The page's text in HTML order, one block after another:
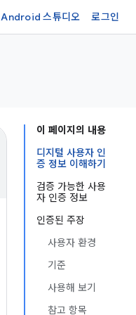
Android 스튜디오 로그인
이 페이지의 내용
디지털 사용자 인
증 정보 이해하기
검증 가능한 사용
자 인증 정보
인증된 주장
사용자 환경
기준
사용해 보기
참고 항목